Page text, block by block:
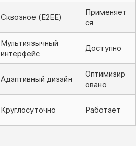
Сквозное (E2EE)
Применяет
ся
Мультиязычный
интерфейс
Доступно
Адаптивный дизайн
Оптимизир
овано
Круглосуточно Работает